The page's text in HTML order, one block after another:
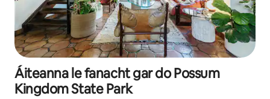
Áiteanna le fanacht gar do Possum
Kingdom State Park